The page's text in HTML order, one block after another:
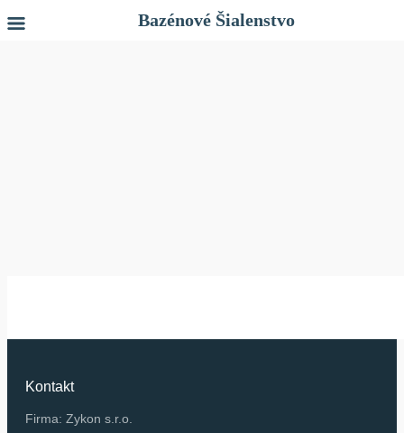
Kontakt
Firma: Zykon s.r.o.
Bazénové Šialenstvo